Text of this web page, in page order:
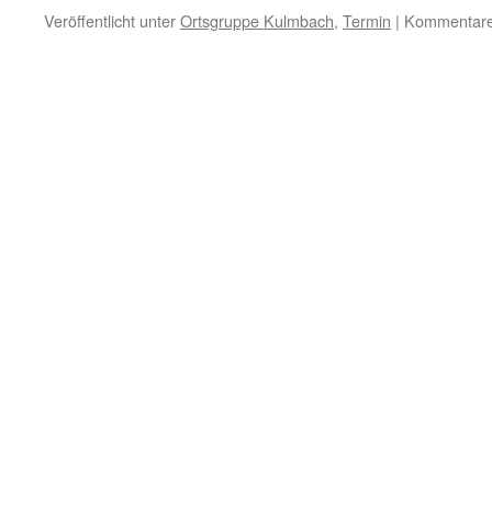
Veröffentlicht unterOrtsgruppe Kulmbach, Termin |